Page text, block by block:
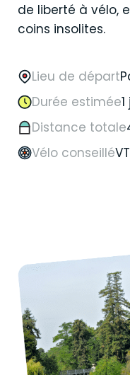
de liberté à vélo,
coins insolites.
Lieu de départ
Durée estimée
Distance totale
Vélo conseillé